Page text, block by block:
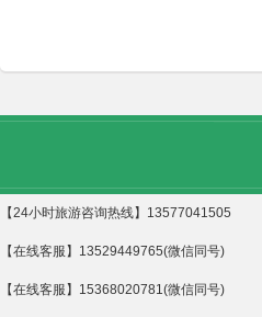
【24小时旅游咨询热线】13577041505
【在线客服】13529449765(微信同号)
【在线客服】15368020781(微信同号)